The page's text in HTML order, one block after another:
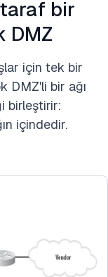
bir
DMZ
için tek bir
DMZ'li bir ağı
birleştirir:
içindedir.